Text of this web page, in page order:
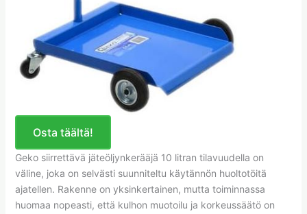
Osta täältä!
Geko siirrettävä jäteöljynkerääjä 10 litran tilavuudella on
väline, joka on selvästi suunniteltu käytännön huoltotöitä
ajatellen. Rakenne on yksinkertainen, mutta toiminnassa
huomaa nopeasti, että kulhon muotoilu ja korkeussäätö on